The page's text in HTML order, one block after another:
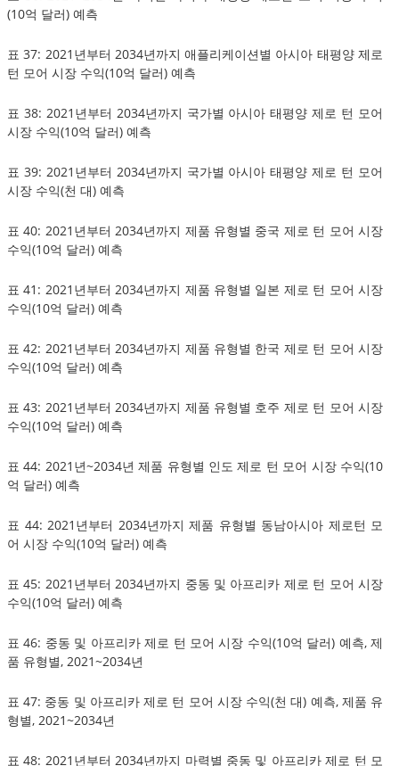
(10억 달러) 예측
표 37: 2021년부터 2034년까지 애플리케이션별 아시아 태평양 제로
턴 모어 시장 수익(10억 달러) 예측
표 38: 2021년부터 2034년까지 국가별 아시아 태평양 제로 턴 모어
시장 수익(10억 달러) 예측
표 39: 2021년부터 2034년까지 국가별 아시아 태평양 제로 턴 모어
시장 수익(천 대) 예측
표 40: 2021년부터 2034년까지 제품 유형별 중국 제로 턴 모어 시장
수익(10억 달러) 예측
표 41: 2021년부터 2034년까지 제품 유형별 일본 제로 턴 모어 시장
수익(10억 달러) 예측
표 42: 2021년부터 2034년까지 제품 유형별 한국 제로 턴 모어 시장
수익(10억 달러) 예측
표 43: 2021년부터 2034년까지 제품 유형별 호주 제로 턴 모어 시장
수익(10억 달러) 예측
표 44: 2021년~2034년 제품 유형별 인도 제로 턴 모어 시장 수익(10
억 달러) 예측
표 44: 2021년부터 2034년까지 제품 유형별 동남아시아 제로턴 모
어 시장 수익(10억 달러) 예측
표 45: 2021년부터 2034년까지 중동 및 아프리카 제로 턴 모어 시장
수익(10억 달러) 예측
표 46: 중동 및 아프리카 제로 턴 모어 시장 수익(10억 달러) 예측, 제
품 유형별, 2021~2034년
표 47: 중동 및 아프리카 제로 턴 모어 시장 수익(천 대) 예측, 제품 유
형별, 2021~2034년
표 48: 2021년부터 2034년까지 마력별 중동 및 아프리카 제로 턴 모